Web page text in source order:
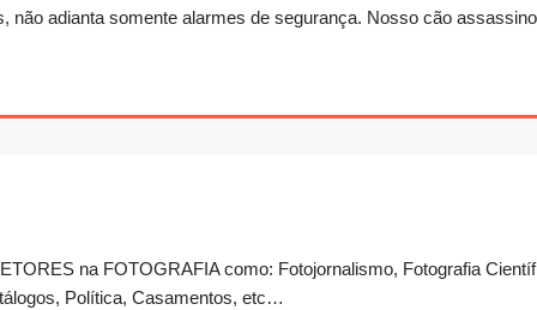
não adianta somente alarmes de segurança. Nosso cão
na FOTOGRAFIA como: Fotojornalismo, Fotografia
Política, Casamentos, etc…